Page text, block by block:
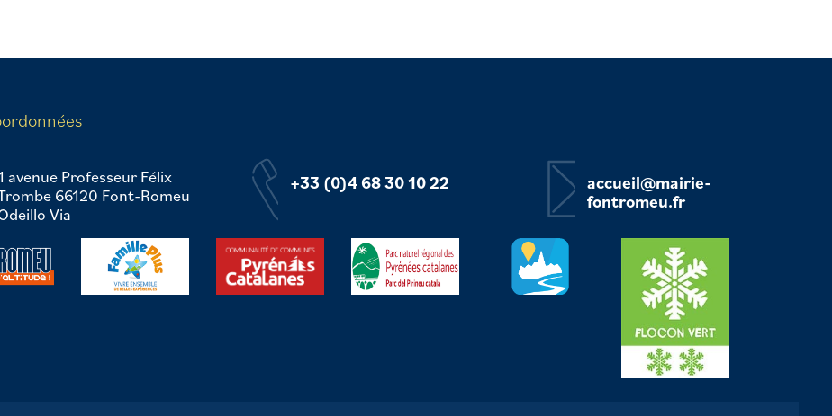
avenue Professeur Félix
66120 Font-Romeu
Via
+33 (0)4 68 30 10 22
accueil@mairie-
fontromeu.fr